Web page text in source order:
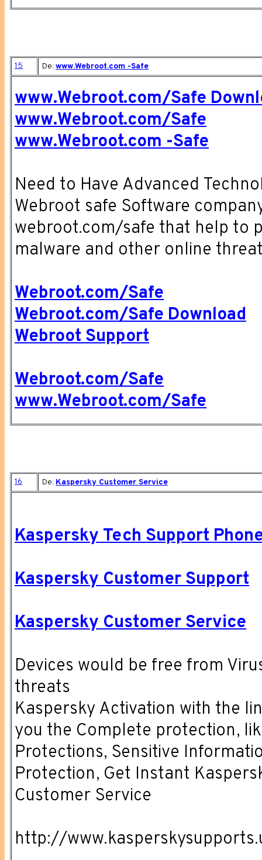
15 De: www.Webroot.com -Safe
www.Webroot.com/Safe
www.Webroot.com/Safe
www.Webroot.com -Safe
Need to Have Advanced
Webroot safe Software
webroot.com/safe that help to
malware and other online
Webroot.com/Safe
Webroot.com/Safe Download
Webroot Support
Webroot.com/Safe
www.Webroot.com/Safe
16 De: Kaspersky Customer Service
Kaspersky Tech Support
Kaspersky Customer Support
Kaspersky Customer Service
Devices would be free from
threats
Kaspersky Activation with the
you the Complete protection,
Protections, Sensitive
Protection, Get Instant
Customer Service
http://